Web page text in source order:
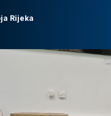
Rijeka